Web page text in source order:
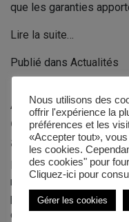
que les garanties
Lire la suite…
Publié dans Actualités
Autorisation
comprendre la
administrative
Depuis le 1er mars
réglementation des
protection de
dite d’Autorisation
Nous utilisons des
offrir l'expérience la
préférences et les
«Accepter tout»,
les cookies.
des cookies" pour
Cliquez-ici pour
Gérer les cookies